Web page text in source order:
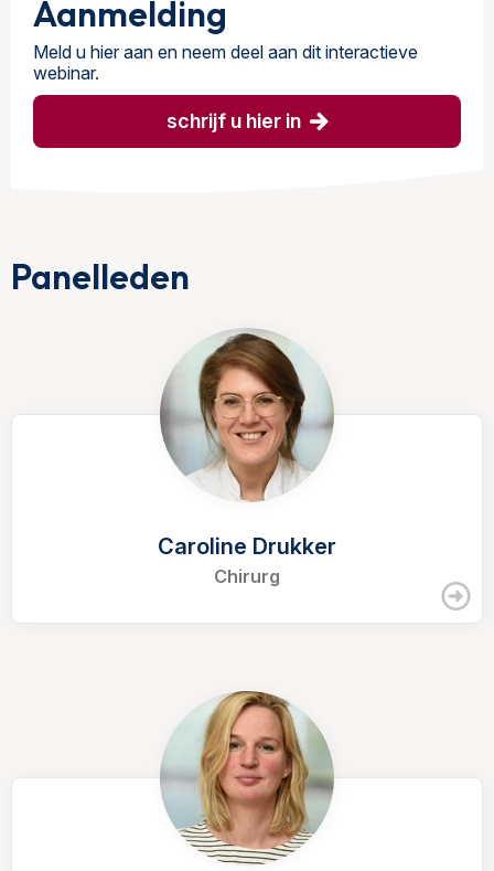
Aanmelding
Meld u hier aan en neem deel aan dit interactieve
webinar.
schrijf u hier in
Panelleden
Caroline Drukker
Chirurg